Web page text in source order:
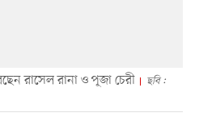
রাসেল রানা ও পূজা চেরী
ছবি :